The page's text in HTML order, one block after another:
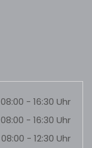
08:00 - 16:30 Uhr
08:00 - 16:30 Uhr
08:00 - 12:30 Uhr